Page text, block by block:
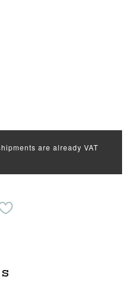
are already VAT